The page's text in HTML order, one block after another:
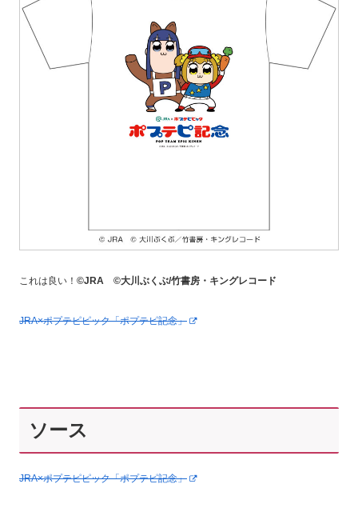
これは良い！ ©JRA ©大川ぶくぶ/竹書房・キングレコード
JRA×ポプテピピック「ポプテピ記念」
ソース
JRA×ポプテピピック「ポプテピ記念」